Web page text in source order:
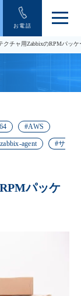
お電話
メ
ュ
ー
クチャ用ZabbixのRPMパッ
AWS
zabbix-agent サ
パッケ